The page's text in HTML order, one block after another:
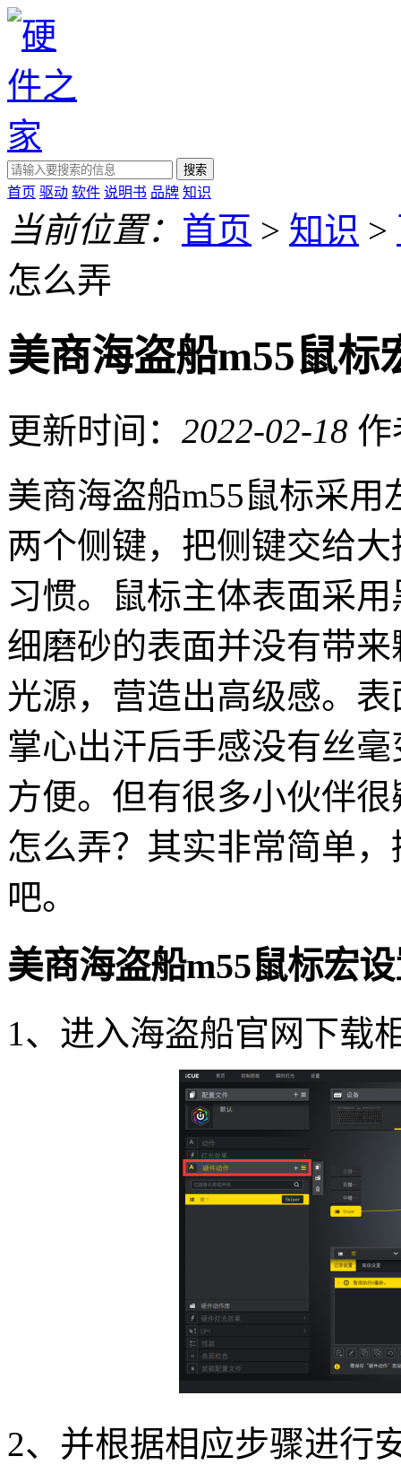
搜索
首页 驱动 软件 说明书 品牌 知识
当前位置： 首页 > 知识 >
怎么弄
美商海盗船m55鼠标
更新时间： 2022-02-18 作
美商海盗船m55鼠标采
两个侧键，把侧键交给
习惯。鼠标主体表面采
细磨砂的表面并没有带
光源，营造出高级感。
掌心出汗后手感没有丝
方便。但有很多小伙伴
怎么弄？其实非常简单
吧。
美商海盗船m55鼠标宏
1、进入海盗船官网下载
2、并根据相应步骤进行